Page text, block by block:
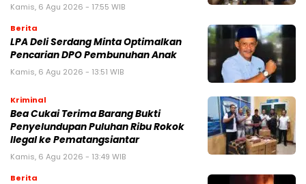
Kamis, 6 Agu 2026 - 17:55 WIB
Berita
LPA Deli Serdang Minta Optimalkan
Pencarian DPO Pembunuhan Anak
Kamis, 6 Agu 2026 - 13:51 WIB
Kriminal
Bea Cukai Terima Barang Bukti
Penyelundupan Puluhan Ribu Rokok
Ilegal ke Pematangsiantar
Kamis, 6 Agu 2026 - 13:49 WIB
Berita